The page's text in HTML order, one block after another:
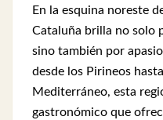
En la esquina noreste
Cataluña brilla no solo
sino también por
desde los Pirineos
Mediterráneo, esta
gastronómico que